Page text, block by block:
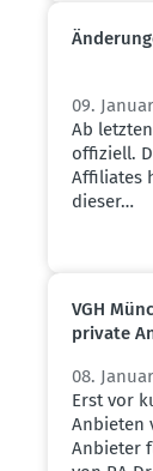
09.
Ab
offiziell.
Affiliates
dieser…
VGH
private
08.
Erst vor
Anbieten
Anbieter